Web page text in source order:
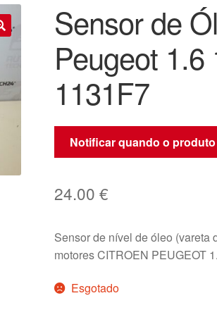
Sensor de
Peugeot 1.6
1131F7
Notificar quando o
24.00 €
Sensor de nível de óleo (vareta
motores CITROEN PEUGEOT
Esgotado